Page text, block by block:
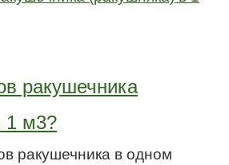
ракушечника
1 м3?
ракушечника в одном